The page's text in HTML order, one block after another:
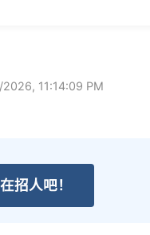
11:14:09 PM
招人吧！